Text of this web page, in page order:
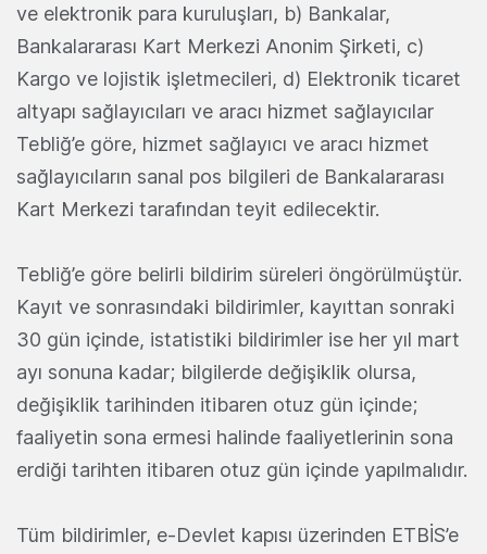
ve elektronik para kuruluşları, b) Bankalar,
Bankalararası Kart Merkezi Anonim Şirketi, c)
Kargo ve lojistik işletmecileri, d) Elektronik ticaret
altyapı sağlayıcıları ve aracı hizmet sağlayıcılar
Tebliğ’e göre, hizmet sağlayıcı ve aracı hizmet
sağlayıcıların sanal pos bilgileri de Bankalararası
Kart Merkezi tarafından teyit edilecektir.
Tebliğ’e göre belirli bildirim süreleri öngörülmüştür.
Kayıt ve sonrasındaki bildirimler, kayıttan sonraki
30 gün içinde, istatistiki bildirimler ise her yıl mart
ayı sonuna kadar; bilgilerde değişiklik olursa,
değişiklik tarihinden itibaren otuz gün içinde;
faaliyetin sona ermesi halinde faaliyetlerinin sona
erdiği tarihten itibaren otuz gün içinde yapılmalıdır.
Tüm bildirimler, e-Devlet kapısı üzerinden ETBİS’e